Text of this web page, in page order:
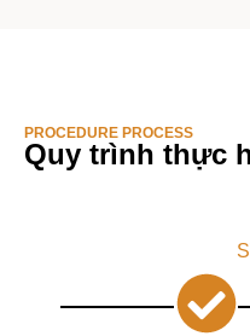
PROCEDURE PROCESS
Quy trình thực